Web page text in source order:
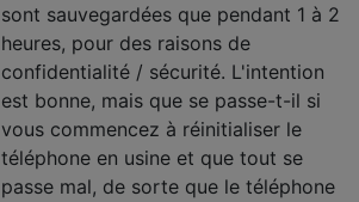
sont sauvegardées que pendant 1 à 2
heures, pour des raisons de
confidentialité / sécurité. L'intention
est bonne, mais que se passe-t-il si
vous commencez à réinitialiser le
téléphone en usine et que tout se
passe mal, de sorte que le téléphone